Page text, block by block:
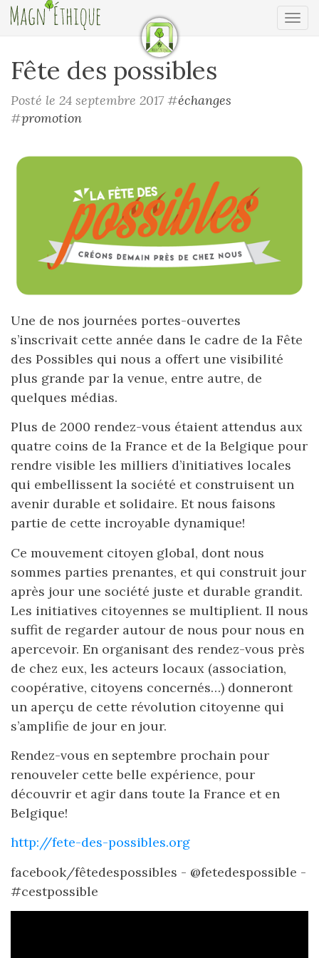
Fête des possibles
Posté le 24 septembre 2017#échanges
#promotion
Une de nos journées portes-ouvertes
s’inscrivait cette année dans le cadre de la Fête
des Possibles qui nous a offert une visibilité
plus grande par la venue, entre autre, de
quelques médias.
Plus de 2000 rendez-vous étaient attendus aux
quatre coins de la France et de la Belgique pour
rendre visible les milliers d’initiatives locales
qui embellissent la société et construisent un
avenir durable et solidaire. Et nous faisons
partie de cette incroyable dynamique!
Ce mouvement citoyen global, dont nous
sommes parties prenantes, et qui construit jour
après jour une société juste et durable grandit.
Les initiatives citoyennes se multiplient. Il nous
suffit de regarder autour de nous pour nous en
apercevoir. En organisant des rendez-vous près
de chez eux, les acteurs locaux (association,
coopérative, citoyens concernés…) donneront
un aperçu de cette révolution citoyenne qui
s’amplifie de jour en jour.
Rendez-vous en septembre prochain pour
renouveler cette belle expérience, pour
découvrir et agir dans toute la France et en
Belgique!
http://fete-des-possibles.org
facebook/fêtedespossibles - @fetedespossible -
#cestpossible